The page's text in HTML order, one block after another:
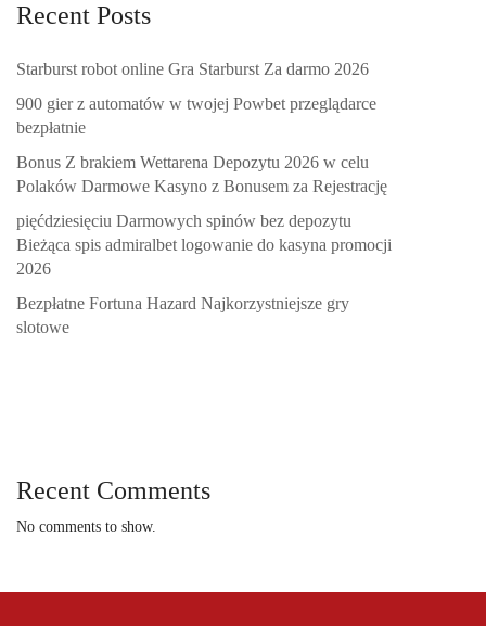
Recent Posts
Starburst robot online Gra Starburst Za darmo 2026
900 gier z automatów w twojej Powbet przeglądarce
bezpłatnie
Bonus Z brakiem Wettarena Depozytu 2026 w celu
Polaków Darmowe Kasyno z Bonusem za Rejestrację
pięćdziesięciu Darmowych spinów bez depozytu
Bieżąca spis admiralbet logowanie do kasyna promocji
2026
Bezpłatne Fortuna Hazard Najkorzystniejsze gry
slotowe
Recent Comments
No comments to show.